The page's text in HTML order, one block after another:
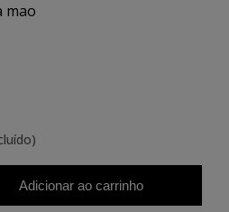
mao
Adicionar ao carrinho